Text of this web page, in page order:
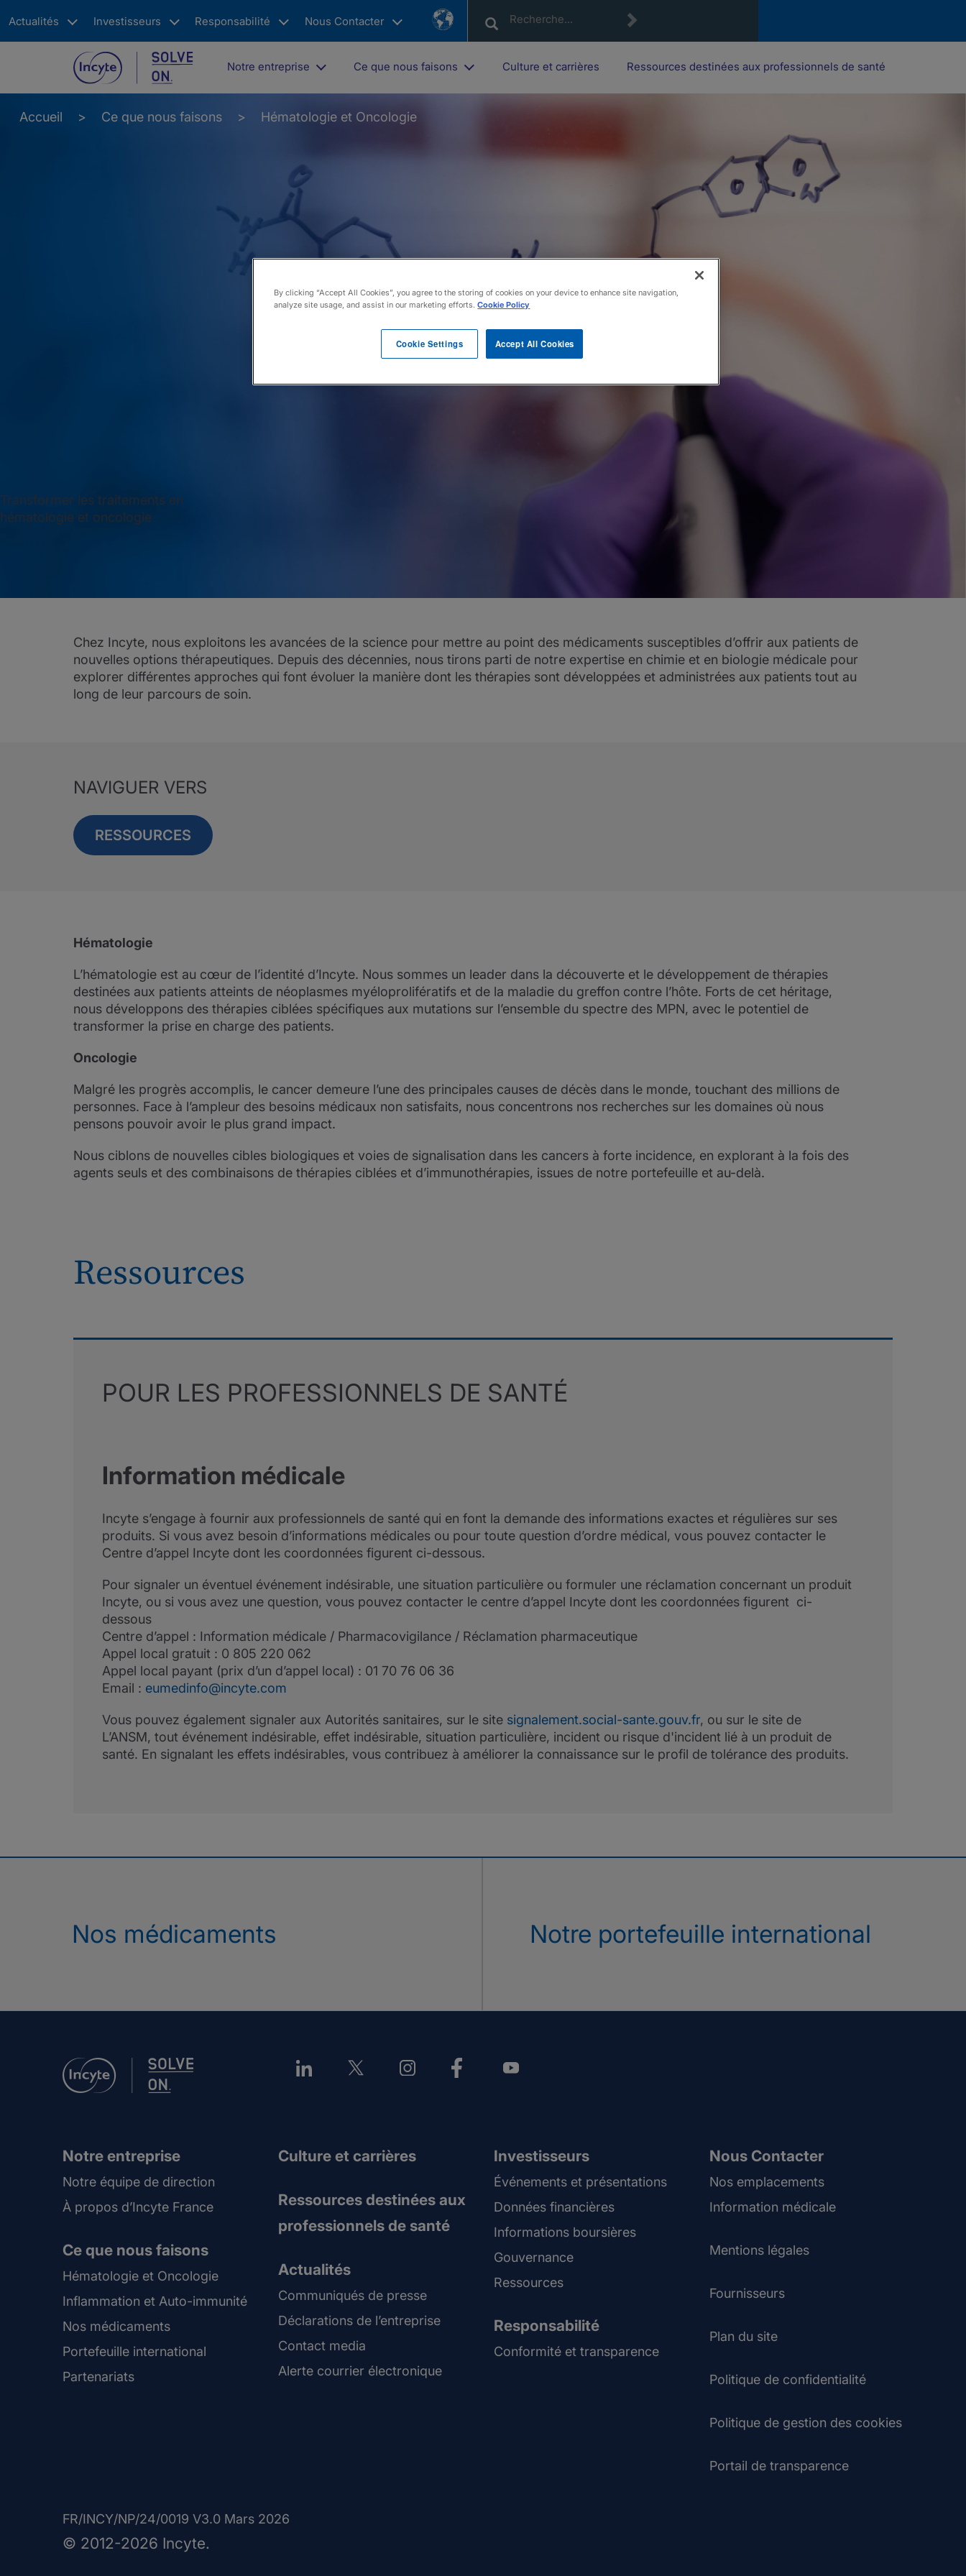
to
main
Actualités Investisseurs Responsabilité Nous Contacter
Country
Main
navigation
Notre entreprise Ce que nous faisons Culture et carrières Ressources destinées aux professionnels de santé
Accueil Ce que nous faisons Hématologie et Oncologie
Transformer les traitements en
hématologie et oncologie
Chez Incyte, nous exploitons les avancées de la science pour mettre au point des médicaments susceptibles d’offrir aux patients de
nouvelles options thérapeutiques. Depuis des décennies, nous tirons parti de notre expertise en chimie et en biologie médicale pour
explorer différentes approches qui font évoluer la manière dont les thérapies sont développées et administrées aux patients tout au
long de leur parcours de soin.
NAVIGUER VERS
RESSOURCES
Hématologie
L’hématologie est au cœur de l’identité d’Incyte. Nous sommes un leader dans la découverte et le développement de thérapies
destinées aux patients atteints de néoplasmes myéloprolifératifs et de la maladie du greffon contre l’hôte. Forts de cet héritage,
nous développons des thérapies ciblées spécifiques aux mutations sur l’ensemble du spectre des MPN, avec le potentiel de
transformer la prise en charge des patients.
Oncologie
Malgré les progrès accomplis, le cancer demeure l’une des principales causes de décès dans le monde, touchant des millions de
personnes. Face à l’ampleur des besoins médicaux non satisfaits, nous concentrons nos recherches sur les domaines où nous
pensons pouvoir avoir le plus grand impact.
Nous ciblons de nouvelles cibles biologiques et voies de signalisation dans les cancers à forte incidence, en explorant à la fois des
agents seuls et des combinaisons de thérapies ciblées et d’immunothérapies, issues de notre portefeuille et au-delà.
Ressources
POUR LES PROFESSIONNELS DE SANTÉ
Information médicale
Incyte s’engage à fournir aux professionnels de santé qui en font la demande des informations exactes et régulières sur ses
produits. Si vous avez besoin d’informations médicales ou pour toute question d’ordre médical, vous pouvez contacter le
Centre d’appel Incyte dont les coordonnées figurent ci-dessous.
Pour signaler un éventuel événement indésirable, une situation particulière ou formuler une réclamation concernant un produit
Incyte, ou si vous avez une question, vous pouvez contacter le centre d’appel Incyte dont les coordonnées figurent ci-
dessous
Centre d’appel : Information médicale / Pharmacovigilance / Réclamation pharmaceutique
Appel local gratuit : 0 805 220 062
Appel local payant (prix d’un d’appel local) : 01 70 76 06 36
Email : eumedinfo@incyte.com
Vous pouvez également signaler aux Autorités sanitaires, sur le site signalement.social-sante.gouv.fr, ou sur le site de
L’ANSM, tout événement indésirable, effet indésirable, situation particulière, incident ou risque d'incident lié à un produit de
santé. En signalant les effets indésirables, vous contribuez à améliorer la connaissance sur le profil de tolérance des produits.
Nos médicaments Notre portefeuille international
Notre entreprise
Notre équipe de direction
À propos d’Incyte France
Ce que nous faisons
Hématologie et Oncologie
Inflammation et Auto-immunité
Nos médicaments
Portefeuille international
Partenariats
Culture et carrières
Ressources destinées aux
professionnels de santé
Actualités
Communiqués de presse
Déclarations de l’entreprise
Contact media
Alerte courrier électronique
Investisseurs
Événements et présentations
Données financières
Informations boursières
Gouvernance
Ressources
Responsabilité
Conformité et transparence
Nous Contacter
Nos emplacements
Information médicale
Mentions légales
Fournisseurs
Plan du site
Politique de confidentialité
Politique de gestion des cookies
Portail de transparence
FR/INCY/NP/24/0019 V3.0 Mars 2026
© 2012-2026 Incyte.
By clicking “Accept All Cookies”, you agree to the storing of cookies on your device to enhance site navigation,
analyze site usage, and assist in our marketing efforts.Cookie Policy
Cookie Settings Accept All Cookies